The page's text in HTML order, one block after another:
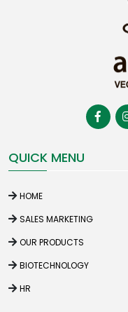
QUICK MENU
HOME
SALES MARKETING
OUR PRODUCTS
BIOTECHNOLOGY
HR